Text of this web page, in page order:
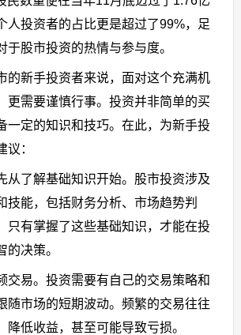
人投资者的占比更是超过了99%，足
于股市投资的热情与参与度。
的新手投资者来说，面对这个充满机
更需要谨慎行事。投资并非简单的买
一定的知识和技巧。在此，为新手投
议：
从了解基础知识开始。股市投资涉及
技能，包括财务分析、市场趋势判
只有掌握了这些基础知识，才能在投
的决策。
交易。投资需要有自己的交易策略和
随市场的短期波动。频繁的交易往往
降低收益，甚至可能导致亏损。